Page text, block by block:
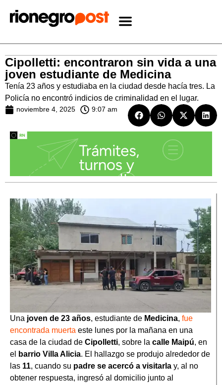
Cipolletti: encontraron sin vida a una
joven estudiante de Medicina
Tenía 23 años y estudiaba en la ciudad desde hacía tres. La
Policía no encontró indicios de criminalidad en el lugar.
noviembre 4, 2025 9:07 am
Una joven de 23 años, estudiante de Medicina, fue
encontrada muerta este lunes por la mañana en una
casa de la ciudad de Cipolletti, sobre la calle Maipú, en
el
barrio Villa Alicia. El hallazgo se produjo alrededor de
las 11, cuando su padre se acercó a visitarla y, al no
obtener respuesta, ingresó al domicilio junto al